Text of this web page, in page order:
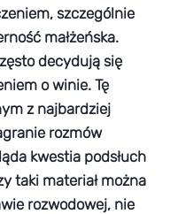
szczególnie
małżeńska.
decydują się
o winie. Tę
z najbardziej
rozmów
kwestia podsłuch
taki materiał można
rozwodowej, nie